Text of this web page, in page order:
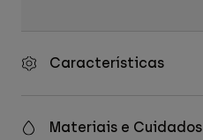
Características
Materiais e Cuidados